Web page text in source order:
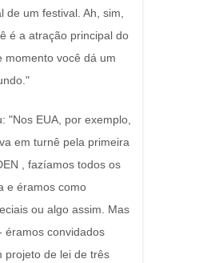
de um festival. Ah, sim,
é a atração principal do
momento você dá um
"Nos EUA, por exemplo,
em turnê pela primeira
, fazíamos todos os
e éramos como
ou algo assim. Mas
éramos convidados
projeto de lei de três